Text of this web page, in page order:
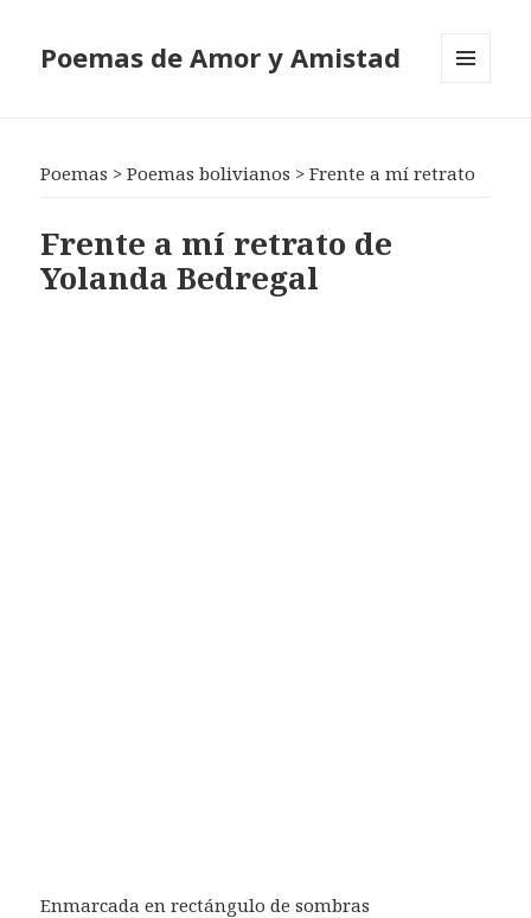
Poemas de Amor y Amistad
Poemas >Poemas bolivianos >Frente a mí retrato
Frente a mí retrato de
Yolanda Bedregal
Enmarcada en rectángulo de sombras